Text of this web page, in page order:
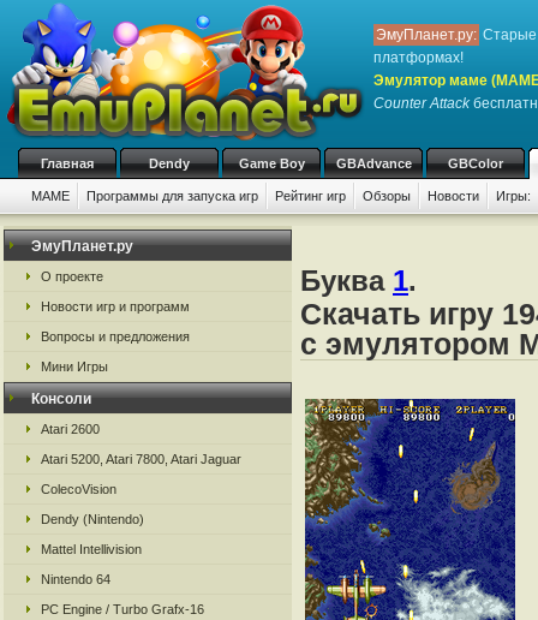
ЭмуПланет.ру: Старые
платформах!
Эмулятор маме
Counter Attack
Главная Dendy Game Boy GBAdvance GBColor
MAME Программы для запуска игр Рейтинг игр Обзоры Новости Игры:
ЭмуПланет.ру
О проекте
Новости игр и программ
Вопросы и предложения
Мини Игры
Консоли
Atari 2600
Atari 5200, Atari 7800, Atari Jaguar
ColecoVision
Dendy (Nintendo)
Mattel Intellivision
Nintendo 64
PC Engine / Turbo Grafx-16
Буква 1.
Скачать игру
с эмулятором